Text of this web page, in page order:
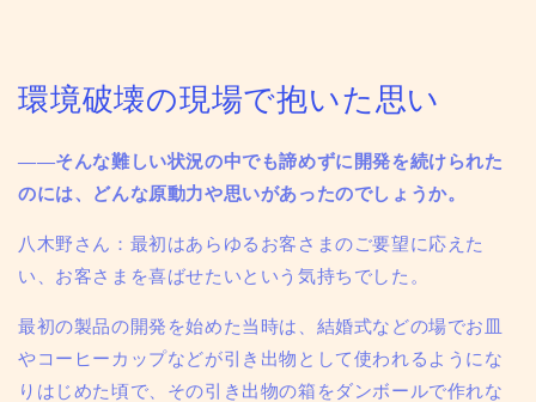
環境破壊の現場で抱いた思い
——そんな難しい状況の中でも諦めずに開発を続けられた
のには、どんな原動力や思いがあったのでしょうか。
八木野さん： 最初はあらゆるお客さまのご要望に応えた
い、お客さまを喜ばせたいという気持ちでした。
最初の製品の開発を始めた当時は、結婚式などの場でお皿
やコーヒーカップなどが引き出物として使われるようにな
りはじめた頃で、その引き出物の箱をダンボールで作れな